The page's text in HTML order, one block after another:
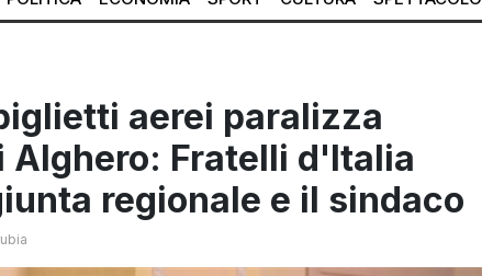
aerei paralizza
Alghero: Fratelli d'Italia
regionale e il sindaco